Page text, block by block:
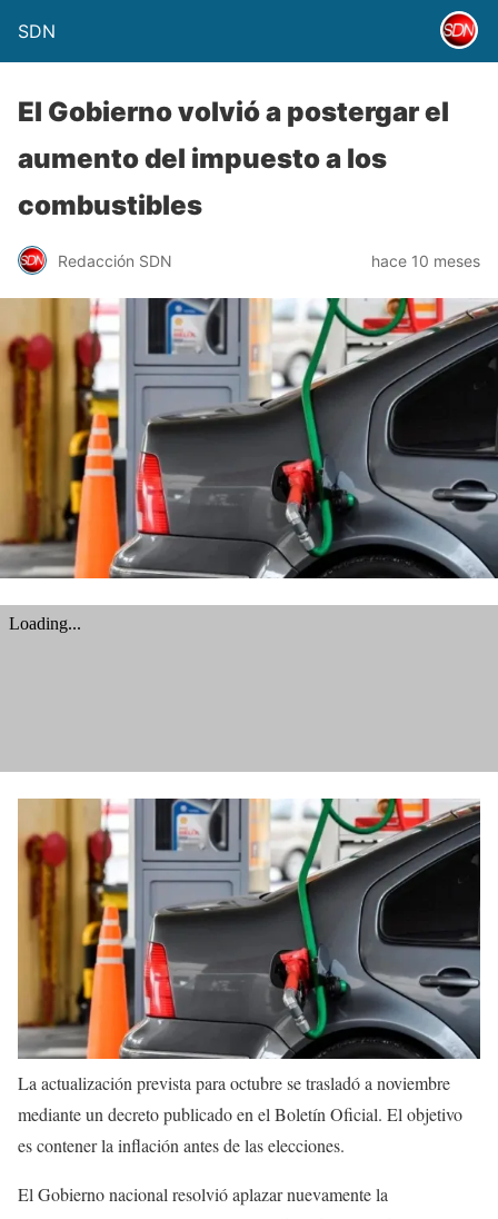
SDN
El Gobierno volvió a postergar el
aumento del impuesto a los
combustibles
Redacción SDN hace 10 meses
La actualización prevista para octubre se trasladó a noviembre
mediante un decreto publicado en el Boletín Oficial. El objetivo
es contener la inflación antes de las elecciones.
El Gobierno nacional resolvió aplazar nuevamente la